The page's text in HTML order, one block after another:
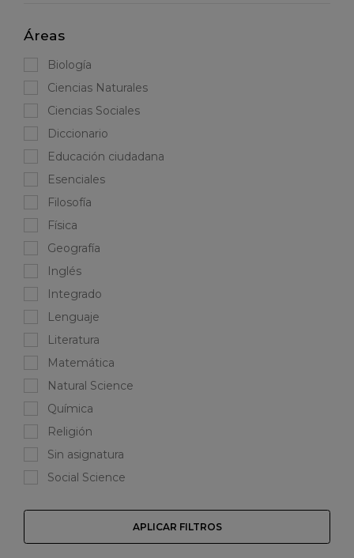
Áreas
Biología
Ciencias Naturales
Ciencias Sociales
Diccionario
Educación ciudadana
Esenciales
Filosofía
Física
Geografía
Inglés
Integrado
Lenguaje
Literatura
Matemática
Natural Science
Química
Religión
Sin asignatura
Social Science
APLICAR FILTROS